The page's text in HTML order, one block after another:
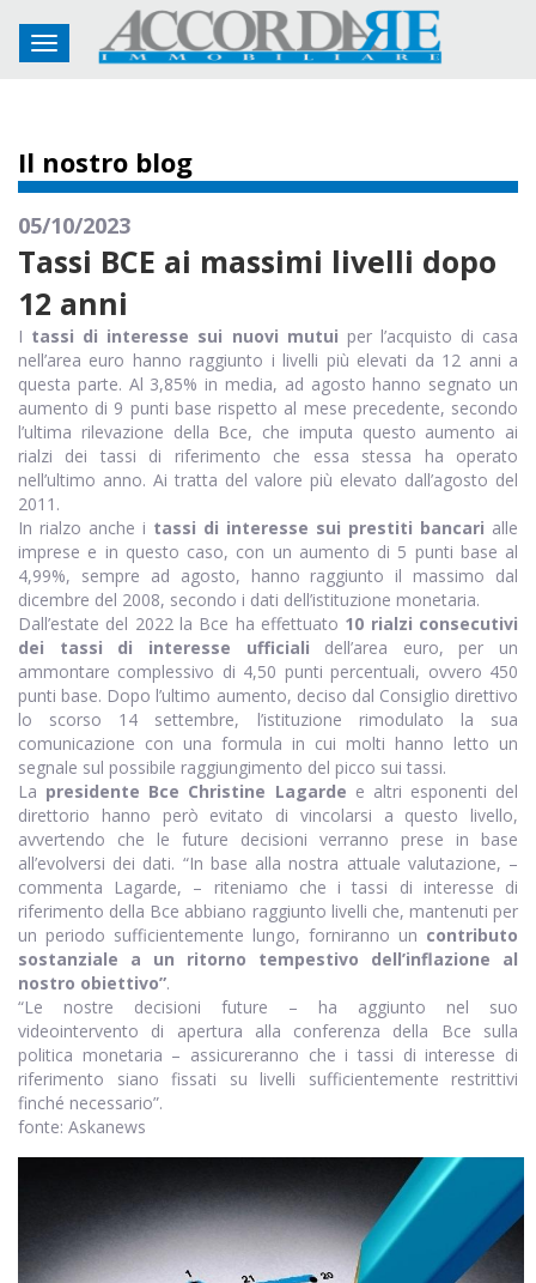
Toggle navigation
Il nostro blog
05/10/2023
Tassi BCE ai massimi livelli dopo
12 anni
I tassi di interesse sui nuovi mutui per l’acquisto di casa
nell’area euro hanno raggiunto i livelli più elevati da 12 anni a
questa parte. Al 3,85% in media, ad agosto hanno segnato un
aumento di 9 punti base rispetto al mese precedente, secondo
l’ultima rilevazione della Bce, che imputa questo aumento ai
rialzi dei tassi di riferimento che essa stessa ha operato
nell’ultimo anno. Ai tratta del valore più elevato dall’agosto del
2011.
In rialzo anche i tassi di interesse sui prestiti bancari alle
imprese e in questo caso, con un aumento di 5 punti base al
4,99%, sempre ad agosto, hanno raggiunto il massimo dal
dicembre del 2008, secondo i dati dell’istituzione monetaria.
Dall’estate del 2022 la Bce ha effettuato 10 rialzi consecutivi
dei tassi di interesse ufficiali dell’area euro, per un
ammontare complessivo di 4,50 punti percentuali, ovvero 450
punti base. Dopo l’ultimo aumento, deciso dal Consiglio direttivo
lo scorso 14 settembre, l’istituzione rimodulato la sua
comunicazione con una formula in cui molti hanno letto un
segnale sul possibile raggiungimento del picco sui tassi.
La presidente Bce Christine Lagarde e altri esponenti del
direttorio hanno però evitato di vincolarsi a questo livello,
avvertendo che le future decisioni verranno prese in base
all’evolversi dei dati. “In base alla nostra attuale valutazione, –
commenta Lagarde, – riteniamo che i tassi di interesse di
riferimento della Bce abbiano raggiunto livelli che, mantenuti per
un periodo sufficientemente lungo, forniranno un contributo
sostanziale a un ritorno tempestivo dell’inflazione al
nostro obiettivo”.
“Le nostre decisioni future – ha aggiunto nel suo
videointervento di apertura alla conferenza della Bce sulla
politica monetaria – assicureranno che i tassi di interesse di
riferimento siano fissati su livelli sufficientemente restrittivi
finché necessario”.
fonte: Askanews